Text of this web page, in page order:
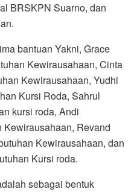
BRSKPN Suarno, dan
bantuan Yakni, Grace
Kewirausahaan, Cinta
Kewirausahaan, Yudhi
Kursi Roda, Sahrul
kursi roda, Andi
Revand
Kewirausahaan, dan
Kursi roda.
sebagai bentuk